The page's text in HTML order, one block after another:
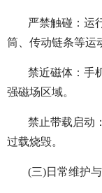
严禁触碰：运
筒、传动链条等运
禁近磁体：手
强磁场区域。
禁止带载启动
过载烧毁。
(三)日常维护